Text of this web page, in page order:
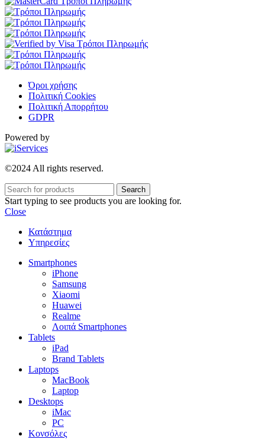
Όροι χρήσης
Πολιτική Cookies
Πολιτική Απορρήτου
GDPR
Powered by
©2024 All rights reserved.
Search
Start typing to see products you are looking for.
Close
Κατάστημα
Υπηρεσίες
Smartphones
iPhone
Samsung
Xiaomi
Huawei
Realme
Λοιπά Smartphones
Tablets
iPad
Brand Tablets
Laptops
MacBook
Laptop
Desktops
iMac
PC
Κονσόλες